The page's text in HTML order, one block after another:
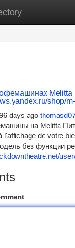
New Site Listings
Melitta
shop/
days ago
на Melitta
l'affichage de votre
без функции